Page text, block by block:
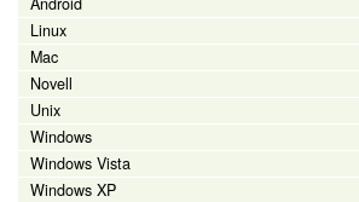
Linux
Mac
Novell
Unix
Windows
Windows Vista
Windows XP